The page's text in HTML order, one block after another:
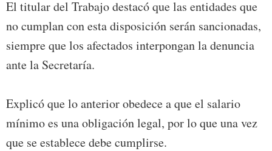
El titular del Trabajo destacó que las entidades que
no cumplan con esta disposición serán sancionadas,
siempre que los afectados interpongan la denuncia
ante la Secretaría.
Explicó que lo anterior obedece a que el salario
mínimo es una obligación legal, por lo que una vez
que se establece debe cumplirse.